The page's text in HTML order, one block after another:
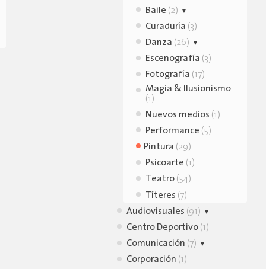
Utilería
Zancos (1)
Cerámica
Dibujo(2)
Escultura(11)
Grabado(1)
litografía(1)
Mural(7)
Baile (2)
Break Dance
Curaduría (3)
Danza (26)
Clásica(4)
Contemporáne
(5)
Danza aerea
Danza Clasica
(1)
Folclore(1)
Escenografía (3)
Fotografía (17)
Magia & Ilusionismo
(1)
Nuevos medios (1)
Performance (5)
Pintura (29)
Psicoarte (1)
Teatro (54)
Títeres (7)
Audiovisuales (91)
Animación(4)
Camarógrafo(6)
Cine(8)
Centro Deportivo (1)
Comunicación (7)
DIfusión(2)
Corporación (1)